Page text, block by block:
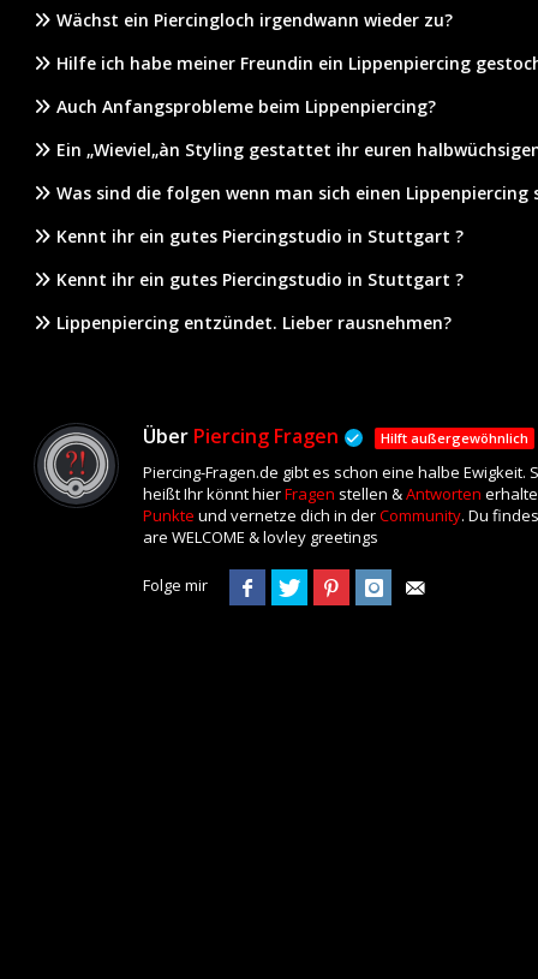
Wächst ein Piercingloch irgendwann wieder zu?
Hilfe ich habe meiner Freundin ein Lippenpiercing
Auch Anfangsprobleme beim Lippenpiercing?
Ein „Wieviel„àn Styling gestattet ihr euren
Was sind die folgen wenn man sich einen Lippenpiercing
Kennt ihr ein gutes Piercingstudio in Stuttgart ?
Kennt ihr ein gutes Piercingstudio in Stuttgart ?
Lippenpiercing entzündet. Lieber rausnehmen?
Über Piercing Fragen Hilft außergewöhnlich
Piercing-Fragen.de gibt es schon eine halbe
heißt Ihr könnt hierFragen stellen &Antworten
Punkte und vernetze dich in derCommunity. Du
are WELCOME & lovley greetings
Folge mir